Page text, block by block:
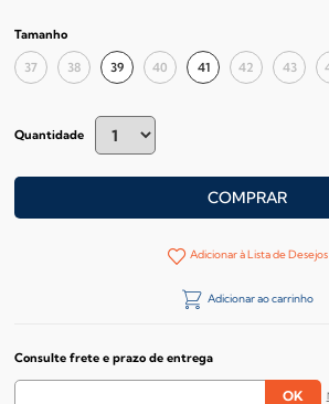
Tamanho
37 38 39 40 41 42 43
Quantidade
COMPRAR
Adicionar à Lista de Desejos
Adicionar ao carrinho
Consulte frete e prazo de entrega